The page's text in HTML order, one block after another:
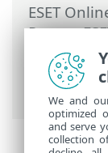
ESET
Prem>
Kullanma
Menü>
Kullanıcılar
We and
optimized
and serve
collection